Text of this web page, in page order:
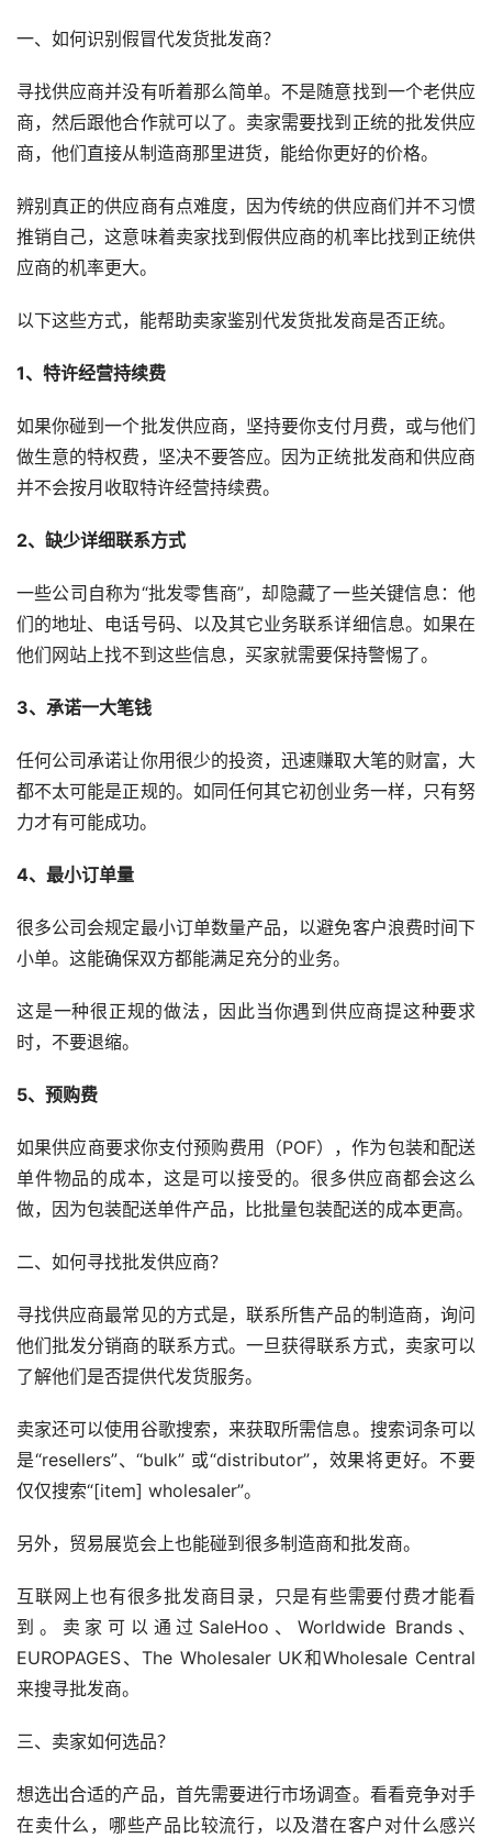
一、如何识别假冒代发货批发商？
寻找供应商并没有听着那么简单。不是随意找到一个老供应
商，然后跟他合作就可以了。卖家需要找到正统的批发供应
商，他们直接从制造商那里进货，能给你更好的价格。
辨别真正的供应商有点难度，因为传统的供应商们并不习惯
推销自己，这意味着卖家找到假供应商的机率比找到正统供
应商的机率更大。
以下这些方式，能帮助卖家鉴别代发货批发商是否正统。
1、特许经营持续费
如果你碰到一个批发供应商，坚持要你支付月费，或与他们
做生意的特权费，坚决不要答应。因为正统批发商和供应商
并不会按月收取特许经营持续费。
2、缺少详细联系方式
一些公司自称为“批发零售商”，却隐藏了一些关键信息：他
们的地址、电话号码、以及其它业务联系详细信息。如果在
他们网站上找不到这些信息，买家就需要保持警惕了。
3、承诺一大笔钱
任何公司承诺让你用很少的投资，迅速赚取大笔的财富，大
都不太可能是正规的。如同任何其它初创业务一样，只有努
力才有可能成功。
4、最小订单量
很多公司会规定最小订单数量产品，以避免客户浪费时间下
小单。这能确保双方都能满足充分的业务。
这是一种很正规的做法，因此当你遇到供应商提这种要求
时，不要退缩。
5、预购费
如果供应商要求你支付预购费用（POF），作为包装和配送
单件物品的成本，这是可以接受的。很多供应商都会这么
做，因为包装配送单件产品，比批量包装配送的成本更高。
二、如何寻找批发供应商？
寻找供应商最常见的方式是，联系所售产品的制造商，询问
他们批发分销商的联系方式。一旦获得联系方式，卖家可以
了解他们是否提供代发货服务。
卖家还可以使用谷歌搜索，来获取所需信息。搜索词条可以
是“resellers”、“bulk” 或“distributor”，效果将更好。不要
仅仅搜索“[item] wholesaler”。
另外，贸易展览会上也能碰到很多制造商和批发商。
互联网上也有很多批发商目录，只是有些需要付费才能看
到。卖家可以通过SaleHoo、Worldwide Brands、
EUROPAGES、The Wholesaler UK和Wholesale Central
来搜寻批发商。
三、卖家如何选品？
想选出合适的产品，首先需要进行市场调查。看看竞争对手
在卖什么，哪些产品比较流行，以及潜在客户对什么感兴